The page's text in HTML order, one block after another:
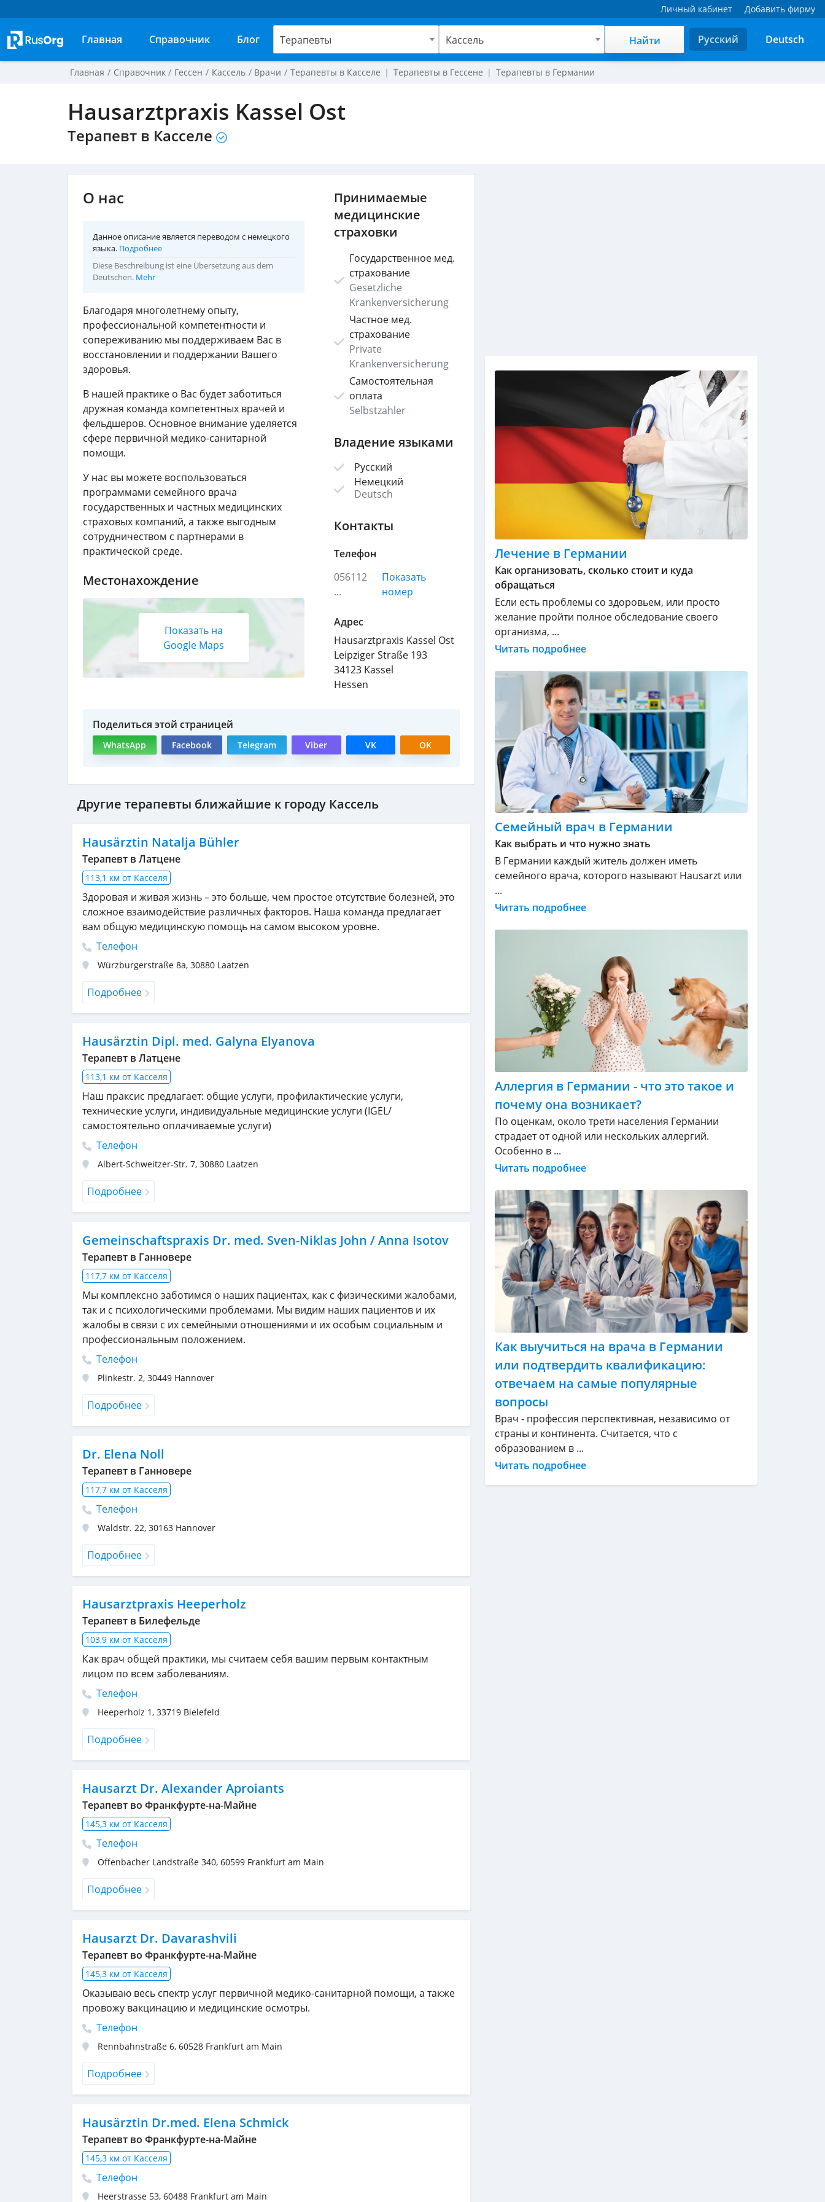
Личный кабинет Добавить фирму
Главная Справочник Блог Терапевты Кассель Найти Русский Deutsch
Главная Справочник Гессен Кассель Врачи Терапевты в Касселе Терапевты в Гессене Терапевты в Германии
Hausarztpraxis Kassel Ost
Терапевт в Касселе
О нас
Данное описание является переводом с немецкого
языка. Подробнее
Diese Beschreibung ist eine Übersetzung aus dem
Deutschen. Mehr
Благодаря многолетнему опыту,
профессиональной компетентности и
сопереживанию мы поддерживаем Вас в
восстановлении и поддержании Вашего
здоровья.
В нашей практике о Вас будет заботиться
дружная команда компетентных врачей и
фельдшеров. Основное внимание уделяется
сфере первичной медико-санитарной
помощи.
У нас вы можете воспользоваться
программами семейного врача
государственных и частных медицинских
страховых компаний, а также выгодным
сотрудничеством с партнерами в
практической среде.
Местонахождение
Показать на
Google Maps
Принимаемые
медицинские
страховки
Государственное мед.
страхование
Gesetzliche
Krankenversicherung
Частное мед.
страхование
Private
Krankenversicherung
Самостоятельная
оплата
Selbstzahler
Владение языками
Русский
Немецкий
Deutsch
Контакты
Телефон
056112
...
Показать
номер
Адрес
Hausarztpraxis Kassel Ost
Leipziger Straße 193
34123 Kassel
Hessen
Поделиться этой страницей
WhatsApp Facebook Telegram Viber VK OK
Другие терапевты ближайшие к городу Кассель
Hausärztin Natalja Bühler
Терапевт в Латцене
113,1 км от Касселя
Здоровая и живая жизнь – это больше, чем простое отсутствие болезней, это
сложное взаимодействие различных факторов. Наша команда предлагает
вам общую медицинскую помощь на самом высоком уровне.
Телефон
Würzburgerstraße 8a, 30880 Laatzen
Подробнее
Hausärztin Dipl. med. Galyna Elyanova
Терапевт в Латцене
113,1 км от Касселя
Наш праксис предлагает: общие услуги, профилактические услуги,
технические услуги, индивидуальные медицинские услуги (IGEL/
самостоятельно оплачиваемые услуги)
Телефон
Albert-Schweitzer-Str. 7, 30880 Laatzen
Подробнее
Gemeinschaftspraxis Dr. med. Sven-Niklas John / Anna Isotov
Терапевт в Ганновере
117,7 км от Касселя
Мы комплексно заботимся о наших пациентах, как с физическими жалобами,
так и с психологическими проблемами. Мы видим наших пациентов и их
жалобы в связи с их семейными отношениями и их особым социальным и
профессиональным положением.
Телефон
Plinkestr. 2, 30449 Hannover
Подробнее
Dr. Elena Noll
Терапевт в Ганновере
117,7 км от Касселя
Телефон
Waldstr. 22, 30163 Hannover
Подробнее
Hausarztpraxis Heeperholz
Терапевт в Билефельде
103,9 км от Касселя
Как врач общей практики, мы считаем себя вашим первым контактным
лицом по всем заболеваниям.
Телефон
Heeperholz 1, 33719 Bielefeld
Подробнее
Hausarzt Dr. Alexander Aproiants
Терапевт во Франкфурте-на-Майне
145,3 км от Касселя
Телефон
Offenbacher Landstraße 340, 60599 Frankfurt am Main
Подробнее
Hausarzt Dr. Davarashvili
Терапевт во Франкфурте-на-Майне
145,3 км от Касселя
Оказываю весь спектр услуг первичной медико-санитарной помощи, а также
провожу вакцинацию и медицинские осмотры.
Телефон
Rennbahnstraße 6, 60528 Frankfurt am Main
Подробнее
Hausärztin Dr.med. Elena Schmick
Терапевт во Франкфурте-на-Майне
145,3 км от Касселя
Телефон
Heerstrasse 53, 60488 Frankfurt am Main
Лечение в Германии
Как организовать, сколько стоит и куда
обращаться
Если есть проблемы со здоровьем, или просто
желание пройти полное обследование своего
организма, ...
Читать подробнее
Семейный врач в Германии
Как выбрать и что нужно знать
В Германии каждый житель должен иметь
семейного врача, которого называют Hausarzt или
...
Читать подробнее
Аллергия в Германии - что это такое и
почему она возникает?
По оценкам, около трети населения Германии
страдает от одной или нескольких аллергий.
Особенно в ...
Читать подробнее
Как выучиться на врача в Германии
или подтвердить квалификацию:
отвечаем на самые популярные
вопросы
Врач - профессия перспективная, независимо от
страны и континента. Считается, что с
образованием в ...
Читать подробнее